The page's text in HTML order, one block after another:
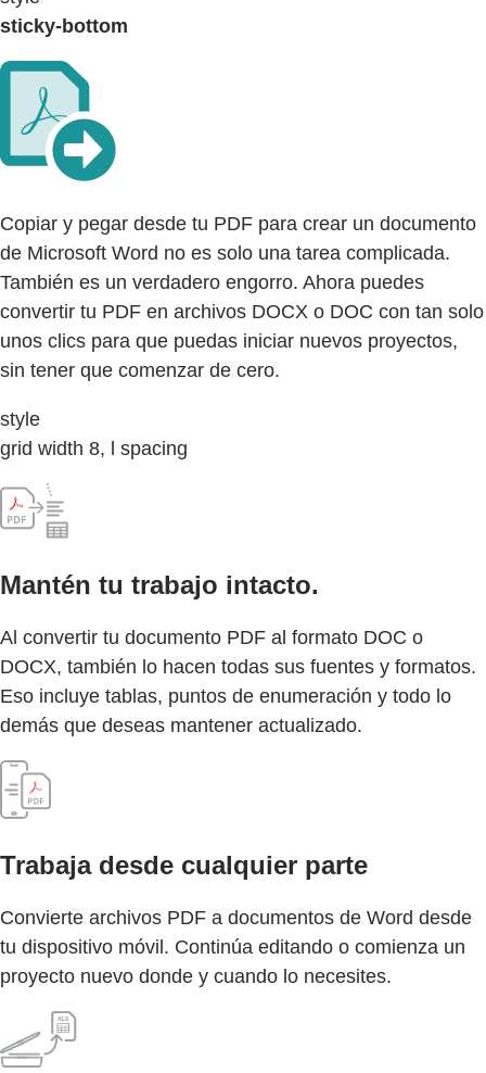
sticky-bottom
Copiar y pegar desde tu PDF para crear un documento
de Microsoft Word no es solo una tarea complicada.
También es un verdadero engorro. Ahora puedes
convertir tu PDF en archivos DOCX o DOC con tan solo
unos clics para que puedas iniciar nuevos proyectos,
sin tener que comenzar de cero.
style
grid width 8, l spacing
Mantén tu trabajo intacto.
Al convertir tu documento PDF al formato DOC o
DOCX, también lo hacen todas sus fuentes y formatos.
Eso incluye tablas, puntos de enumeración y todo lo
demás que deseas mantener actualizado.
Trabaja desde cualquier parte
Convierte archivos PDF a documentos de Word desde
tu dispositivo móvil. Continúa editando o comienza un
proyecto nuevo donde y cuando lo necesites.